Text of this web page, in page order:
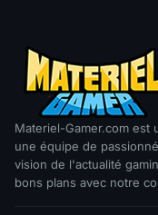
Materiel-Gamer.com est
une équipe de
vision de l'actualité
bons plans avec notre